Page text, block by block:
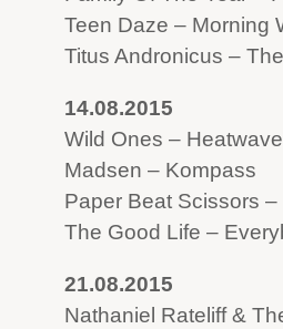
Teen Daze – Morning
Titus Andronicus –
14.08.2015
Wild Ones – Heatwave
Madsen – Kompass
Paper Beat Scissors –
The Good Life –
21.08.2015
Nathaniel Rateliff &